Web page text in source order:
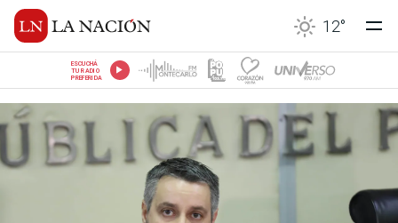
12°
ESCUCHÁ
TU RADIO
PREFERIDA